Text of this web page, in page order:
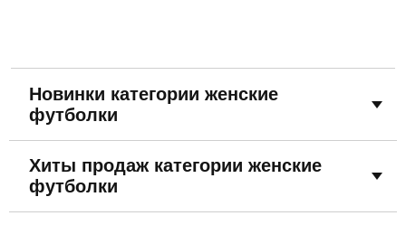
Новинки категории женские
футболки
Хиты продаж категории женские
футболки